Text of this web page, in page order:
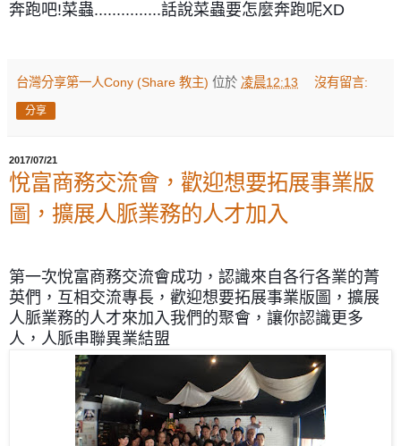
奔跑吧!菜蟲...............話說菜蟲要怎麼奔跑呢XD
台灣分享第一人Cony (Share 教主) 位於 凌晨12:13 沒有留言:
分享
2017/07/21
悅富商務交流會，歡迎想要拓展事業版
圖，擴展人脈業務的人才加入
第一次悅富商務交流會成功，認識來自各行各業的菁
英們，互相交流專長，歡迎想要拓展事業版圖，擴展
人脈業務的人才來加入我們的聚會，讓你認識更多
人，人脈串聯異業結盟